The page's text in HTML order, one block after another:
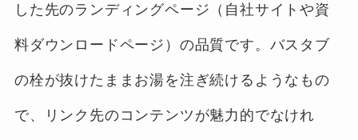
した先のランディングページ（自社サイトや資
料ダウンロードページ）の品質です。バスタブ
の栓が抜けたままお湯を注ぎ続けるようなもの
で、リンク先のコンテンツが魅力的でなけれ